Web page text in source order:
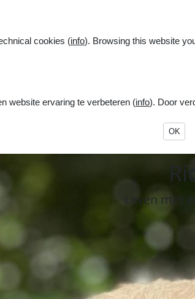
cookies (info). Browsing this website
website ervaring te verbeteren (info). Door
OK
R
Leven met